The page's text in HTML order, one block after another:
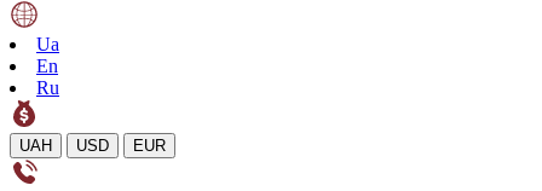
Ua
En
Ru
UAH USD EUR